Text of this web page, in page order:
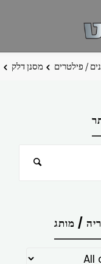
/ פילטרים מסנן דלק
חיפוש
/ מותג